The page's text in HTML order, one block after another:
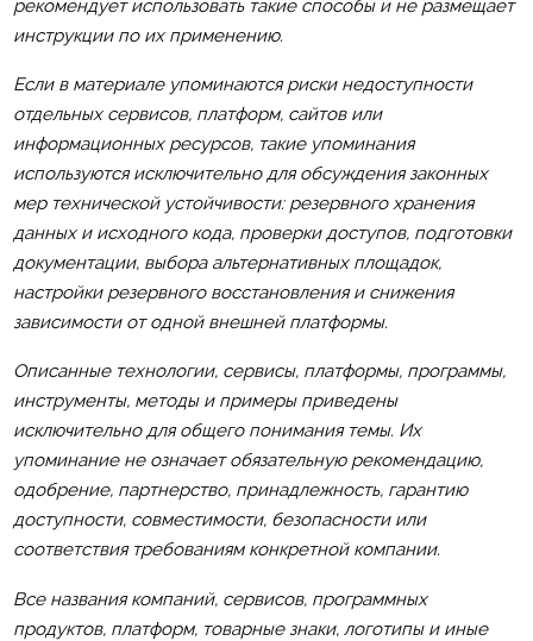
рекомендует использовать такие способы и не размещает
инструкции по их применению.
Если в материале упоминаются риски недоступности
отдельных сервисов, платформ, сайтов или
информационных ресурсов, такие упоминания
используются исключительно для обсуждения законных
мер технической устойчивости: резервного хранения
данных и исходного кода, проверки доступов, подготовки
документации, выбора альтернативных площадок,
настройки резервного восстановления и снижения
зависимости от одной внешней платформы.
Описанные технологии, сервисы, платформы, программы,
инструменты, методы и примеры приведены
исключительно для общего понимания темы. Их
упоминание не означает обязательную рекомендацию,
одобрение, партнерство, принадлежность, гарантию
доступности, совместимости, безопасности или
соответствия требованиям конкретной компании.
Все названия компаний, сервисов, программных
продуктов, платформ, товарные знаки, логотипы и иные